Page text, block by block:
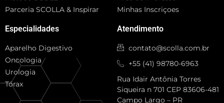
Parceria SCOLLA & Inspirar
Especialidades
Aparelho Digestivo
Oncologia
Urologia
Tórax
Minhas Inscriçoes
Atendimento
contato@scolla.com.br
+55 (41) 98780-6963
Rua Idair Antônia Torres
Siqueira n 701 CEP 83606-481
Campo Largo – PR